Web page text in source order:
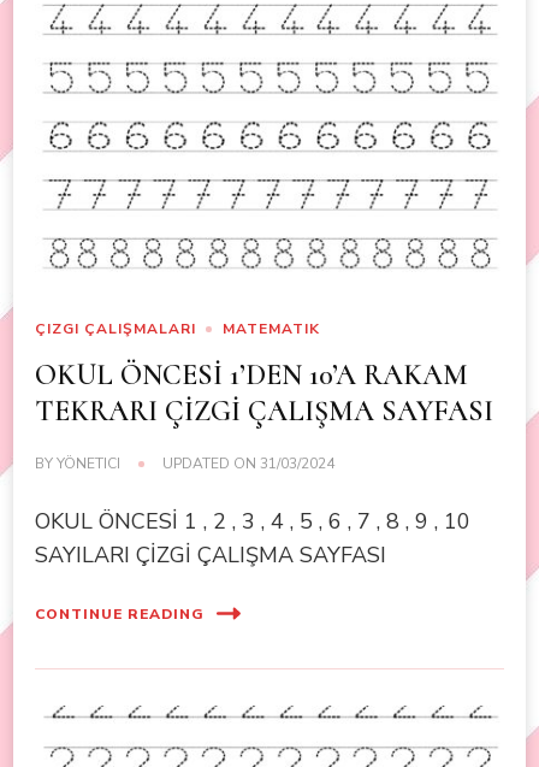
ÇIZGI ÇALIŞMALARI MATEMATIK
OKUL ÖNCESİ 1’DEN 10’A RAKAM
TEKRARI ÇİZGİ ÇALIŞMA SAYFASI
BYYÖNETICI UPDATED ON 31/03/2024
OKUL ÖNCESİ 1 , 2 , 3 , 4 , 5 , 6 , 7 , 8 , 9 , 10
SAYILARI ÇİZGİ ÇALIŞMA SAYFASI
CONTINUE READING